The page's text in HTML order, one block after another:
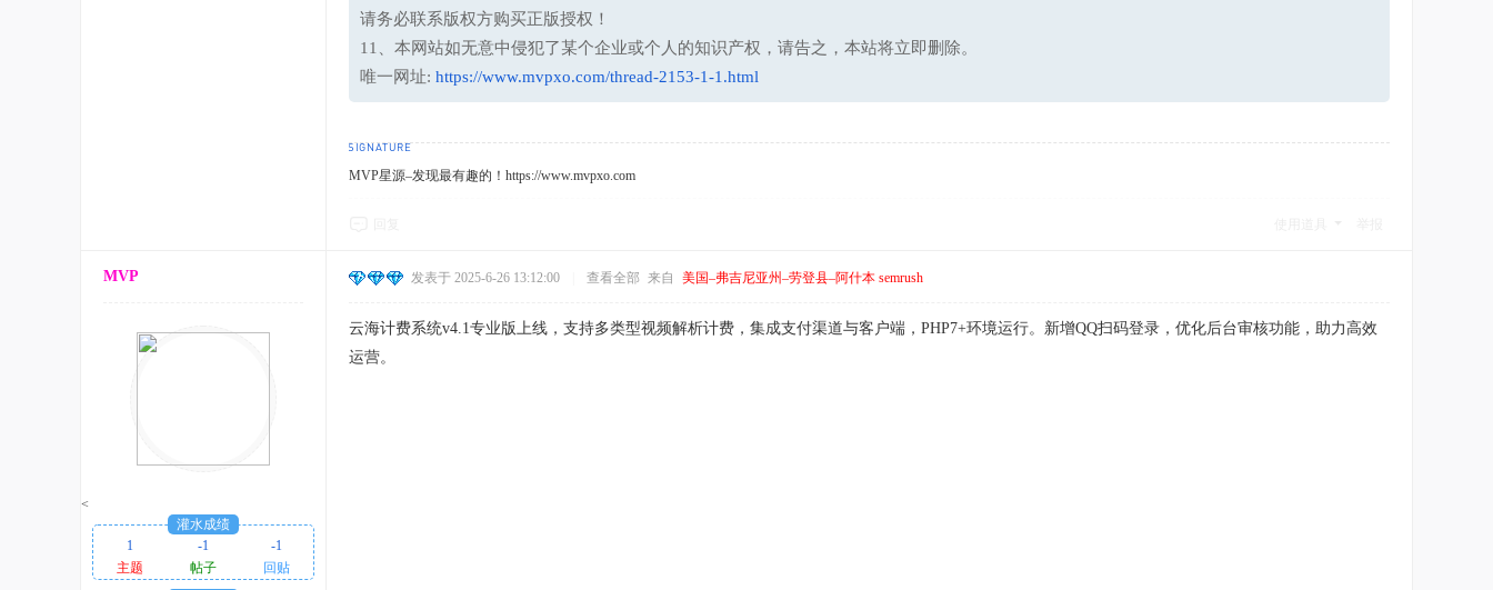
请务必联系版权方购买正版授权！
11、本网站如无意中侵犯了某个企业或个人的知识产权，请告之，本站将立即删除。
唯一网址: https://www.mvpxo.com/thread-2153-1-1.html
MVP星源–发现最有趣的！https://www.mvpxo.com
MVP
<
灌水成绩
1
-1
-1
主题
帖子
回贴
发表于 2025-6-26 13:12:00 查看全部 来自 美国–弗吉尼亚州–劳登县–阿什本 semrush
云海计费系统v4.1专业版上线，支持多类型视频解析计费，集成支付渠道与客户端，PHP7+环境运行。新增QQ扫码登录，优化后台审核功能，助力高效
运营。